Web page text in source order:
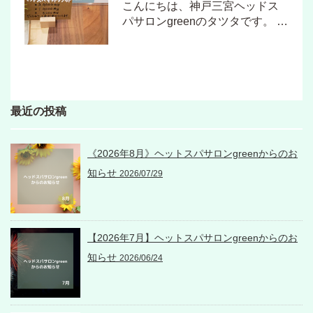
こんにちは、神戸三宮ヘッドス
パサロンgreenのタツタです。 …
最近の投稿
《2026年8月》ヘットスパサロンgreenからのお
知らせ 2026/07/29
【2026年7月】ヘットスパサロンgreenからのお
知らせ 2026/06/24